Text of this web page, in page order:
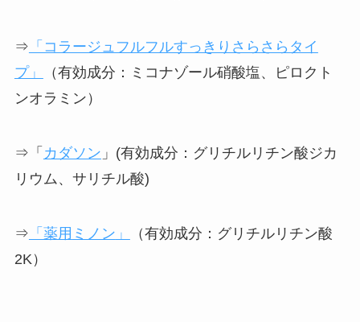
⇒ 「コラージュフルフルすっきりさらさらタイ
プ」
（有効成分：ミコナゾール硝酸塩、ピロクト
ンオラミン）
⇒「 カダソン 」(有効成分：グリチルリチン酸ジカ
リウム、サリチル酸)
⇒ 「薬用 ミノン 」
（有効成分：グリチルリチン酸
2K）